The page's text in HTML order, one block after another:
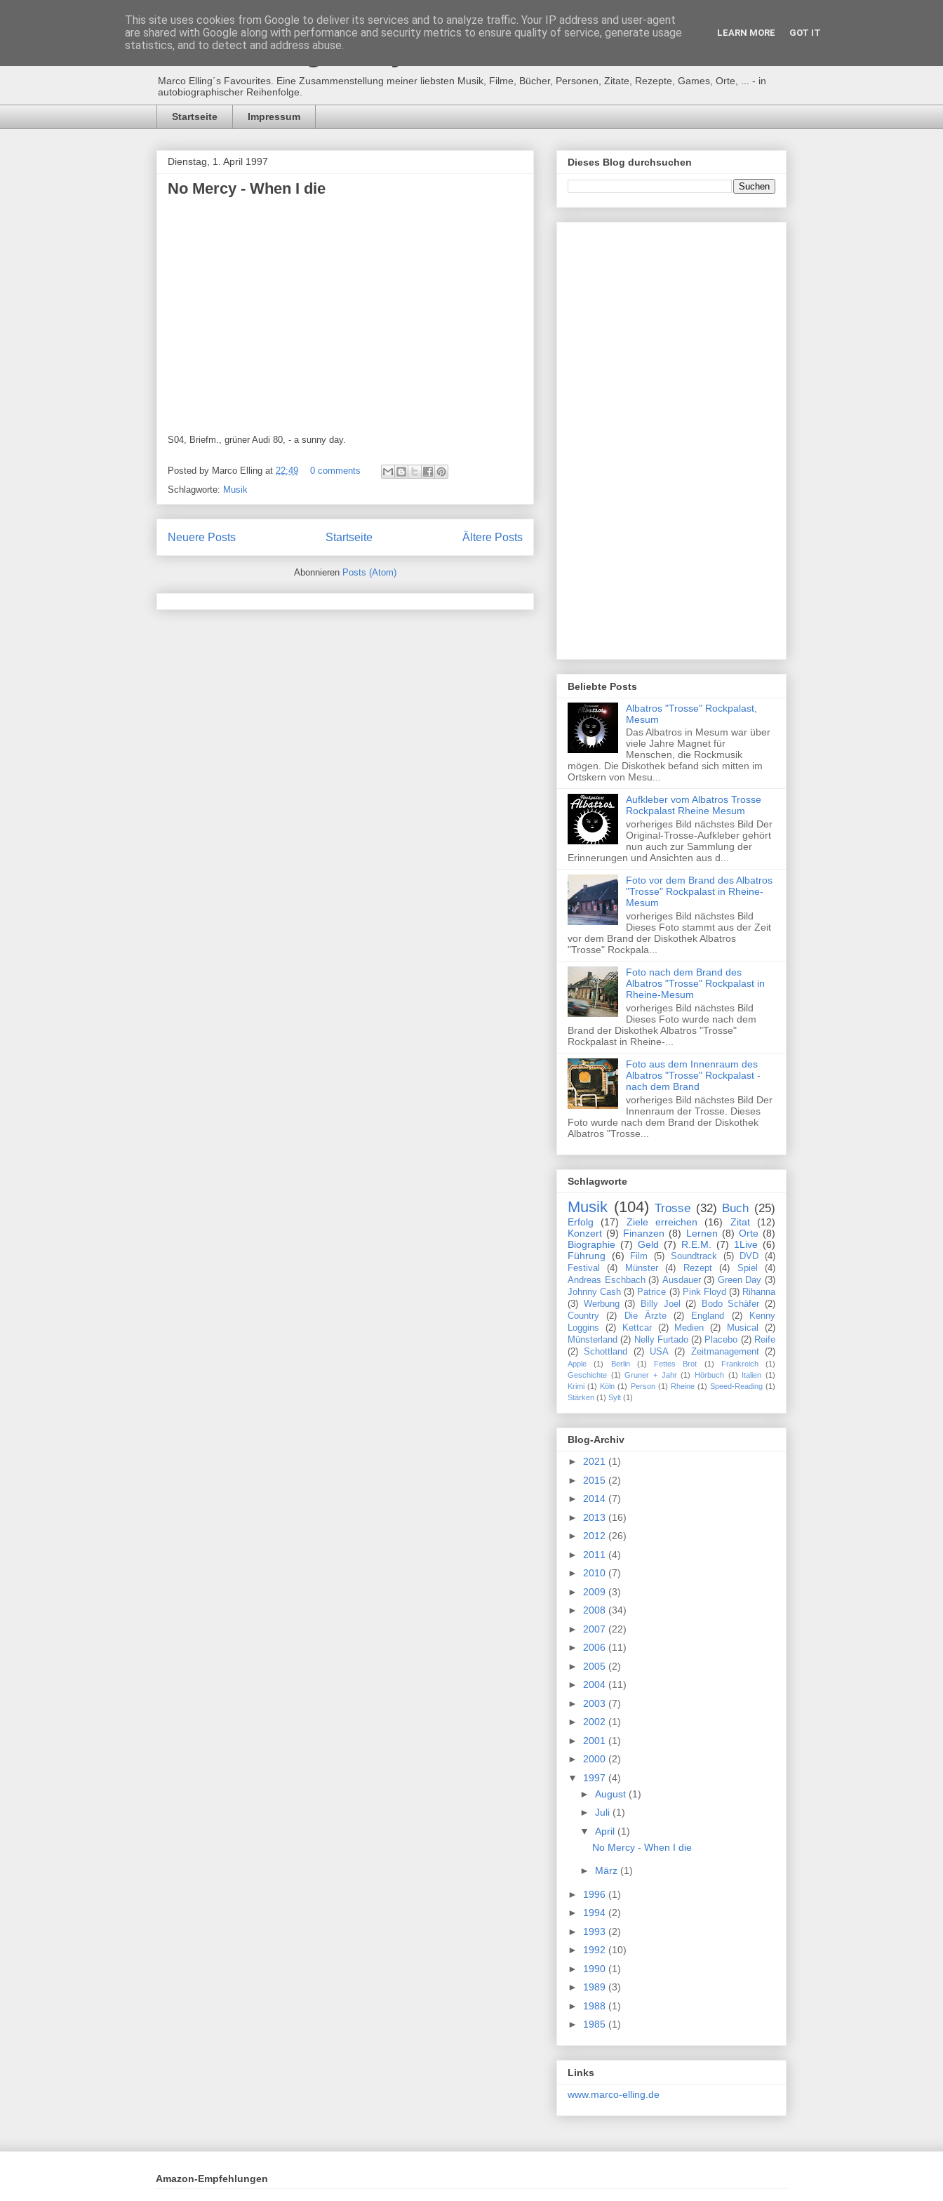
Marco Elling´s "MyFavourites"
Marco Elling´s Favourites. Eine Zusammenstellung meiner liebsten Musik, Filme, Bücher, Personen, Zitate, Rezepte, Games, Orte, ... - in
autobiographischer Reihenfolge.
Startseite Impressum
Dienstag, 1. April 1997
No Mercy - When I die
S04, Briefm., grüner Audi 80, - a sunny day.
Posted by Marco Elling at 22:49
0 comments
Schlagworte: Musik
Neuere Posts Ältere Posts
Startseite
Abonnieren Posts (Atom)
Dieses Blog durchsuchen
Beliebte Posts
Albatros "Trosse" Rockpalast,
Mesum
Das Albatros in Mesum war über
viele Jahre Magnet für
Menschen, die Rockmusik
mögen. Die Diskothek befand sich mitten im
Ortskern von Mesu...
Aufkleber vom Albatros Trosse
Rockpalast Rheine Mesum
vorheriges Bild nächstes Bild Der
Original-Trosse-Aufkleber gehört
nun auch zur Sammlung der
Erinnerungen und Ansichten aus d...
Foto vor dem Brand des Albatros
"Trosse" Rockpalast in Rheine-
Mesum
vorheriges Bild nächstes Bild
Dieses Foto stammt aus der Zeit
vor dem Brand der Diskothek Albatros
"Trosse" Rockpala...
Foto nach dem Brand des
Albatros "Trosse" Rockpalast in
Rheine-Mesum
vorheriges Bild nächstes Bild
Dieses Foto wurde nach dem
Brand der Diskothek Albatros "Trosse"
Rockpalast in Rheine-...
Foto aus dem Innenraum des
Albatros "Trosse" Rockpalast -
nach dem Brand
vorheriges Bild nächstes Bild Der
Innenraum der Trosse. Dieses
Foto wurde nach dem Brand der Diskothek
Albatros "Trosse...
Schlagworte
Musik (104) Trosse (32) Buch (25)
Erfolg (17) Ziele erreichen (16) Zitat
(12)
Konzert (9) Finanzen (8) Lernen (8) Orte (8)
Biographie (7) Geld (7) R.E.M. (7) 1Live (6)
Führung
(6) Film (5) Soundtrack (5) DVD
(4)
Festival
(4) Münster (4) Rezept (4) Spiel
(4)
Andreas Eschbach (3) Ausdauer (3) Green Day (3)
Johnny Cash (3) Patrice (3) Pink Floyd (3) Rihanna
(3) Werbung (3) Billy Joel (2) Bodo Schäfer (2)
Country
(2) Die Ärzte (2) England (2)
Kenny
Loggins
(2) Kettcar (2) Medien (2) Musical
(2)
Münsterland (2) Nelly Furtado (2) Placebo (2) Reife
(2) Schottland (2) USA (2) Zeitmanagement (2)
Apple (1) Berlin (1) Fettes Brot (1) Frankreich
(1)
Geschichte (1) Gruner + Jahr (1) Hörbuch (1) Italien (1)
Krimi (1) Köln (1) Person (1) Rheine (1) Speed-Reading (1)
Stärken (1) Sylt (1)
Blog-Archiv
► 2021 (1)
► 2015 (2)
► 2014 (7)
► 2013 (16)
► 2012 (26)
► 2011 (4)
► 2010 (7)
► 2009 (3)
► 2008 (34)
► 2007 (22)
► 2006 (11)
► 2005 (2)
► 2004 (11)
► 2003 (7)
► 2002 (1)
► 2001 (1)
► 2000 (2)
▼ 1997 (4)
► August (1)
► Juli (1)
▼ April (1)
No Mercy - When I die
► März (1)
► 1996 (1)
► 1994 (2)
► 1993 (2)
► 1992 (10)
► 1990 (1)
► 1989 (3)
► 1988 (1)
► 1985 (1)
Links
www.marco-elling.de
Amazon-Empfehlungen
This site uses cookies from Google to deliver its services and to analyze traffic. Your IP address and user-agent
are shared with Google along with performance and security metrics to ensure quality of service, generate usage
statistics, and to detect and address abuse.
LEARN MORE GOT IT